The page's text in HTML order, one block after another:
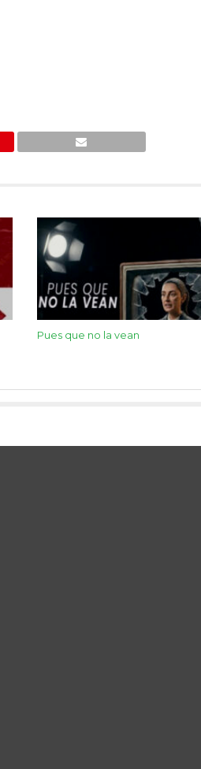
Pues que no la vean